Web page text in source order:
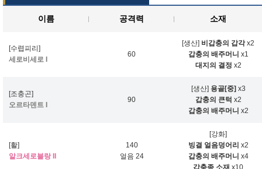
이름 공격력 소재
[수렵피리]
세로비세로 I
60
[생산] 비갑충의 갑각x2
갑충의 배주머니 x1
대지의 결정 x2
[조충곤]
오르타덴트 I
90
[생산] 용골[중] x3
갑충의 큰턱 x2
갑충의 배주머니 x2
[활]
알크세로블랑 II
140
얼음 24
[강화]
빙결 얼음덩어리 x2
갑충의 배주머니 x4
갑충종 소재 x10